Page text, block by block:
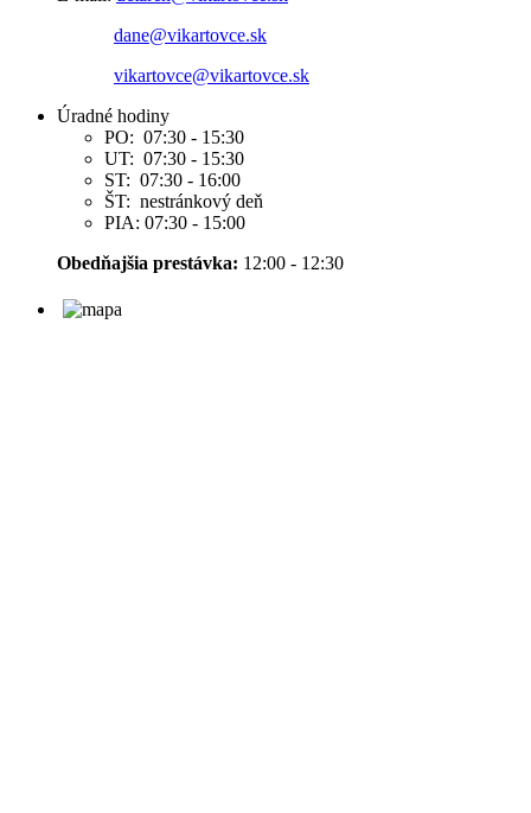
dane@vikartovce.sk
vikartovce@vikartovce.sk
Úradné hodiny
PO: 07:30 - 15:30
UT: 07:30 - 15:30
ST: 07:30 - 16:00
ŠT: nestránkový deň
PIA: 07:30 - 15:00
Obedňajšia prestávka: 12:00 - 12:30